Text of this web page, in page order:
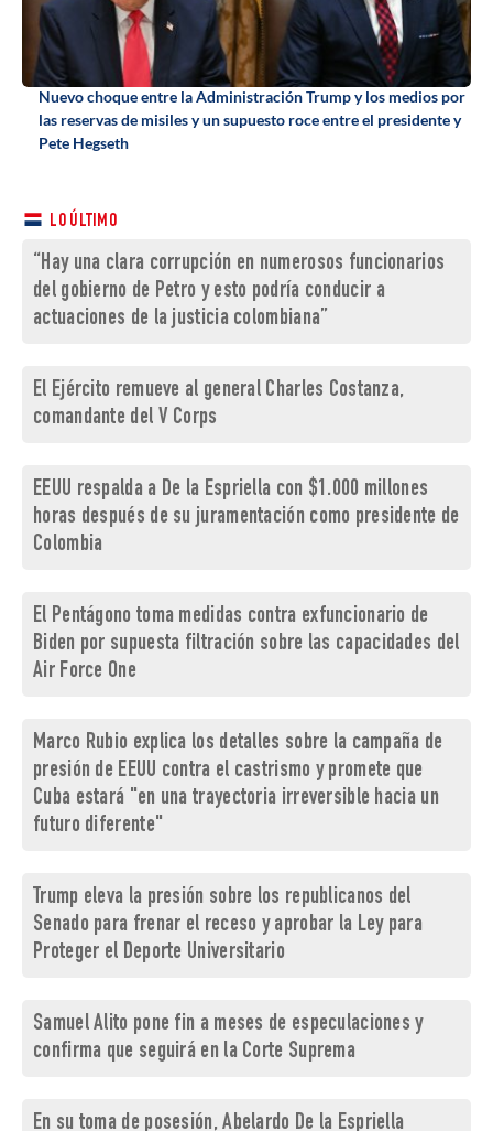
Nuevo choque entre la Administración Trump y los medios por
las reservas de misiles y un supuesto roce entre el presidente y
Pete Hegseth
LO ÚLTIMO
“Hay una clara corrupción en numerosos funcionarios
del gobierno de Petro y esto podría conducir a
actuaciones de la justicia colombiana”
El Ejército remueve al general Charles Costanza,
comandante del V Corps
EEUU respalda a De la Espriella con $1.000 millones
horas después de su juramentación como presidente de
Colombia
El Pentágono toma medidas contra exfuncionario de
Biden por supuesta filtración sobre las capacidades del
Air Force One
Marco Rubio explica los detalles sobre la campaña de
presión de EEUU contra el castrismo y promete que
Cuba estará "en una trayectoria irreversible hacia un
futuro diferente"
Trump eleva la presión sobre los republicanos del
Senado para frenar el receso y aprobar la Ley para
Proteger el Deporte Universitario
Samuel Alito pone fin a meses de especulaciones y
confirma que seguirá en la Corte Suprema
En su toma de posesión, Abelardo De la Espriella